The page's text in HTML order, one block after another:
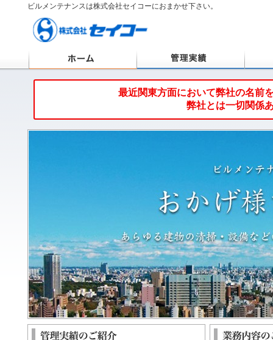
ビルメンテナンスは株式会社セイコーにおまかせ下さい。
ホーム 管理実績
最近関東方面において弊社の名前
弊社とは一切関係